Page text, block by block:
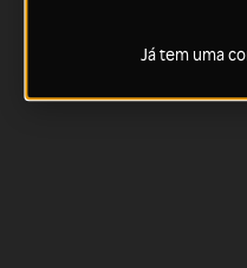
Já tem uma